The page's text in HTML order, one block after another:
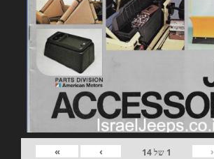
‹
1 של14
›
»